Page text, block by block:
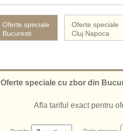
Hotelul Grand Palladium Palace ofera servicii
Oferte speciale
Bucuresti
Oferte speciale
Cluj Napoca
Oferte speciale cu zbor din
Afla tariful exact pentru